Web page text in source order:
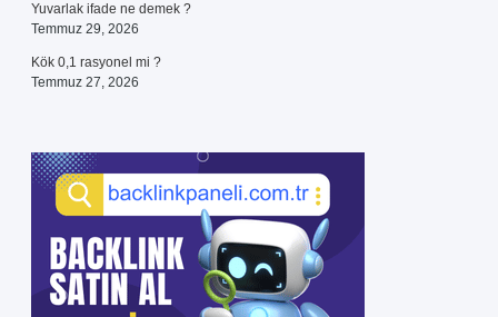
Yuvarlak ifade ne demek ?
Temmuz 29, 2026
Kök 0,1 rasyonel mi ?
Temmuz 27, 2026